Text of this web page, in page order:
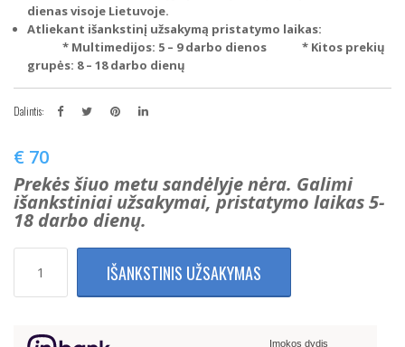
dienas visoje Lietuvoje.
Atliekant išankstinį užsakymą pristatymo laikas:
* Multimedijos: 5 – 9 darbo dienos * Kitos prekių
grupės: 8 – 18 darbo dienų
Dalintis:
€ 70
Prekės šiuo metu sandėlyje nėra. Galimi
išankstiniai užsakymai, pristatymo laikas 5-
18 darbo dienų.
kiekis:
IŠANKSTINIS UŽSAKYMAS
Įmokos dydis